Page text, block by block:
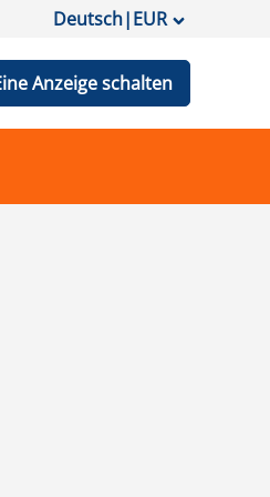
Deutsch|EUR
Anzeige schalten